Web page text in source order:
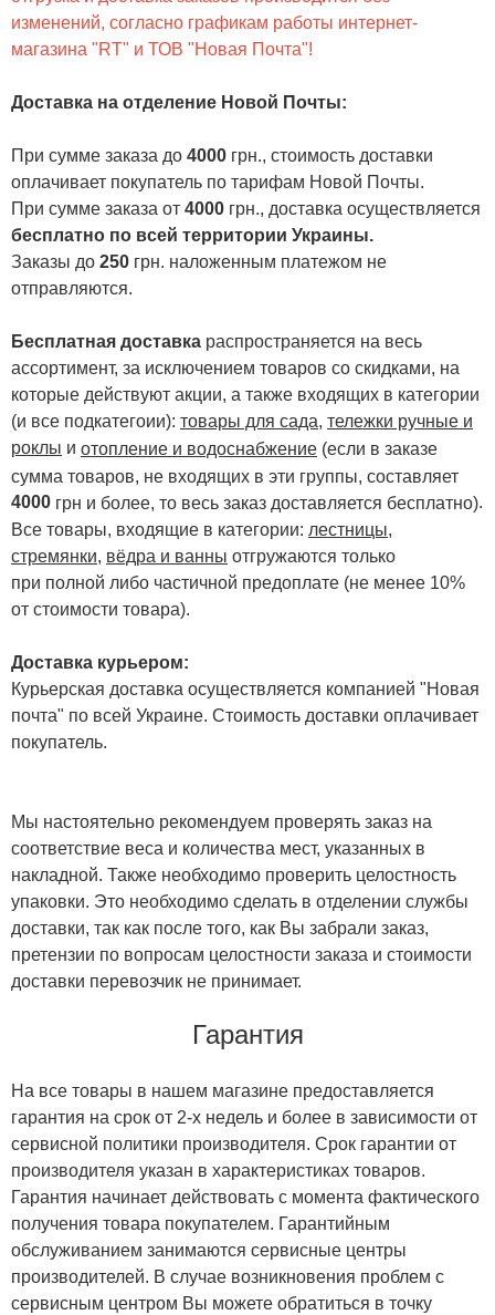
изменений, согласно графикам работы интернет-
магазина "RT" и ТОВ "Новая Почта"!
Доставка на отделение Новой Почты:
При сумме заказа до 4000 грн., стоимость доставки
оплачивает покупатель по тарифам Новой Почты.
При сумме заказа от 4000 грн., доставка осуществляется
бесплатно по всей территории Украины.
Заказы до 250 грн. наложенным платежом не
отправляются.
Бесплатная доставка распространяется на весь
ассортимент, за исключением товаров со скидками, на
которые действуют акции, а также входящих в категории
(и все подкатегоии): товары для сада, тележки ручные и
роклы и отопление и водоснабжение (если в заказе
сумма товаров, не входящих в эти группы, составляет
4000 грн и более, то весь заказ доставляется бесплатно).
Все товары, входящие в категории: лестницы,
стремянки, вёдра и ванны отгружаются только
при полной либо частичной предоплате (не менее 10%
от стоимости товара).
Доставка курьером:
Курьерская доставка осуществляется компанией "Новая
почта" по всей Украине. Стоимость доставки оплачивает
покупатель.
Мы настоятельно рекомендуем проверять заказ на
соответствие веса и количества мест, указанных в
накладной. Также необходимо проверить целостность
упаковки. Это необходимо сделать в отделении службы
доставки, так как после того, как Вы забрали заказ,
претензии по вопросам целостности заказа и стоимости
доставки перевозчик не принимает.
Гарантия
На все товары в нашем магазине предоставляется
гарантия на срок от 2-х недель и более в зависимости от
сервисной политики производителя. Срок гарантии от
производителя указан в характеристиках товаров.
Гарантия начинает действовать с момента фактического
получения товара покупателем. Гарантийным
обслуживанием занимаются сервисные центры
производителей. В случае возникновения проблем с
сервисным центром Вы можете обратиться в точку